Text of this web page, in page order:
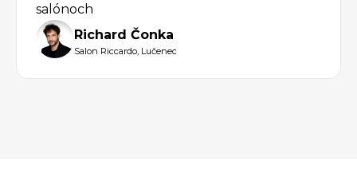
salónoch
Richard Čonka
Salon Riccardo, Lučenec